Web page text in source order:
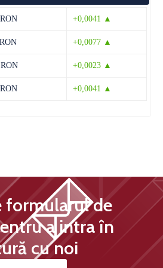
28°C 13°C
+0,0041 ▲
+0,0077 ▲
+0,0023 ▲
+0,0041 ▲
formularul de
a intra în
cu noi